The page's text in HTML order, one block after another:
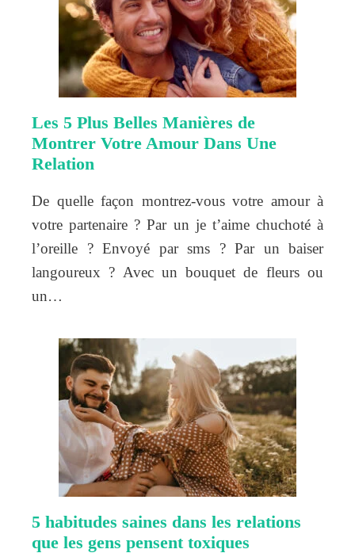
Les 5 Plus Belles Manières de
Montrer Votre Amour Dans Une
Relation
De quelle façon montrez-vous votre amour à
votre partenaire ? Par un je t’aime chuchoté à
l’oreille ? Envoyé par sms ? Par un baiser
langoureux ? Avec un bouquet de fleurs ou
un…
5 habitudes saines dans les relations
que les gens pensent toxiques